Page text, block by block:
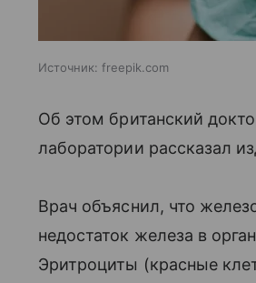
Источник: freepik.com
Об этом британский
лаборатории рассказал
Врач объяснил, что
недостаток железа в
Эритроциты (красные